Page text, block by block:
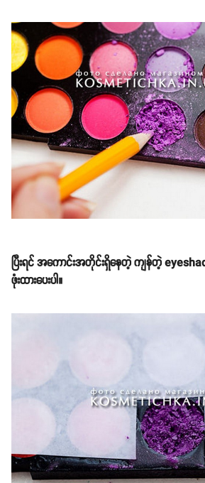
ပြီးရင် အကောင်းအတိုင်းရှိနေတဲ့ ကျန်တဲ့
ဖုံးထားပေးပါ။